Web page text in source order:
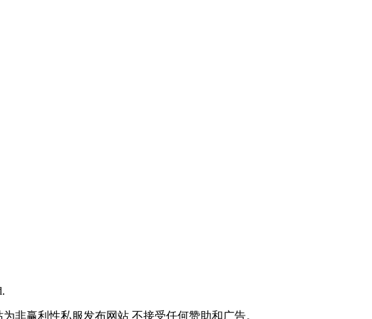
非赢利性私服发布网站 不接受任何赞助和广告。